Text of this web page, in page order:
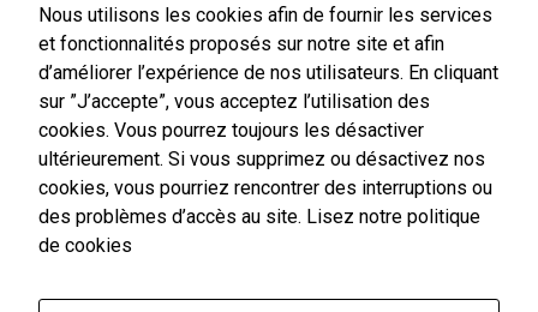
Tél.03 87 86 41 48
NOUS CONTACTER
Horaires
d'ouverture
Nous utilisons les cookies afin de fournir les services
et fonctionnalités proposés sur notre site et afin
d’améliorer l’expérience de nos utilisateurs. En cliquant
sur ”J’accepte”, vous acceptez l’utilisation des
cookies. Vous pourrez toujours les désactiver
ultérieurement. Si vous supprimez ou désactivez nos
cookies, vous pourriez rencontrer des interruptions ou
des problèmes d’accès au site. Lisez notre politique
de cookies
Analytics pour
l'établissement
de nos
Experience
Afin
d'améliorer
fonctionnalités